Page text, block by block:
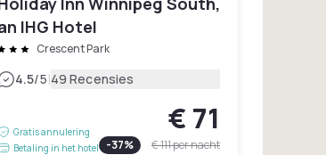
IHG Hotel
Crescent Park
4.5/5|49 Recensies
Gratis annulering
Betaling in het hotel
€ 71
-37% € 111per nacht